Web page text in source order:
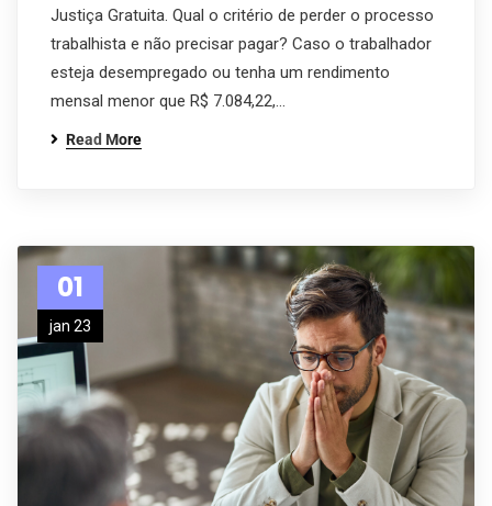
Justiça Gratuita. Qual o critério de perder o processo
trabalhista e não precisar pagar? Caso o trabalhador
esteja desempregado ou tenha um rendimento
mensal menor que R$ 7.084,22,…
Read More
01
jan 23